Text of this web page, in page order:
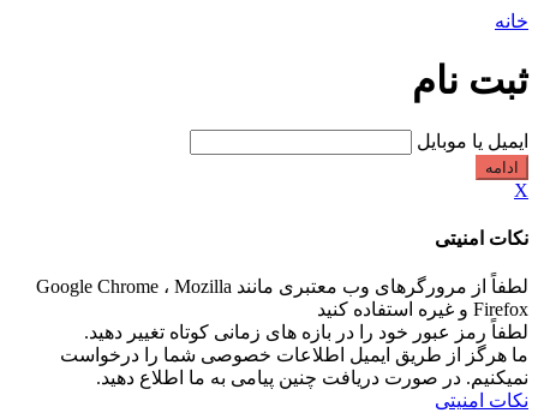
خانه
ثبت نام
ایمیل یا موبایل
ادامه
X
نکات امنیتی
لطفاً از مرورگرهای وب معتبری مانند Google Chrome ، Mozilla
Firefox و غیره استفاده کنید
لطفاً رمز عبور خود را در بازه های زمانی کوتاه تغییر دهید.
ما هرگز از طریق ایمیل اطلاعات خصوصی شما را درخواست
نمیکنیم. در صورت دریافت چنین پیامی به ما اطلاع دهید.
نکات امنیتی